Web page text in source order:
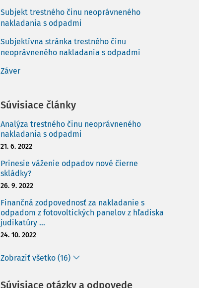
Subjekt trestného činu neoprávneného
nakladania s odpadmi
Subjektívna stránka trestného činu
neoprávneného nakladania s odpadmi
Záver
Súvisiace články
Analýza trestného činu neoprávneného
nakladania s odpadmi
21. 6. 2022
Prinesie váženie odpadov nové čierne
skládky?
26. 9. 2022
Finančná zodpovednosť za nakladanie s
odpadom z fotovoltických panelov z hľadiska
judikatúry ...
24. 10. 2022
Zobraziť všetko (16)
Súvisiace otázky a odpovede